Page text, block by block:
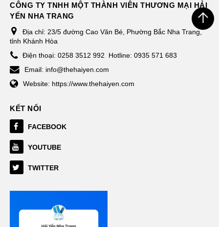
CÔNG TY TNHH MỘT THÀNH VIÊN THƯƠNG MẠI HẢI
YẾN NHA TRANG
Địa chỉ: 23/5 đường Cao Văn Bé, Phường Bắc Nha Trang,
tỉnh Khánh Hòa
Điện thoại: 0258 3512 992
Hotline: 0935 571 683
Email: info@thehaiyen.com
Website: https://www.thehaiyen.com
KẾT NỐI
FACEBOOK
YOUTUBE
TWITTER